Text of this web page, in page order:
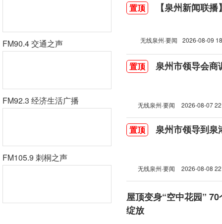
FM90.4 交通之声
FM92.3 经济生活广播
FM105.9 刺桐之声
置顶 【泉州新闻联
无线泉州·要闻 2026-08-09
置顶 泉州市领导会商
无线泉州·要闻 2026-08-07
置顶 泉州市领导到泉
无线泉州·要闻 2026-08-08
屋顶变身“空中花园”
绽放